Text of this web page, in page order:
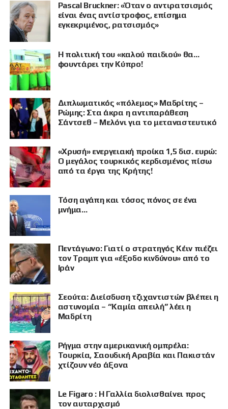
ΠΡΟΒΟΛΗ
Pascal Bruckner: «Όταν ο αντιρατσισμός
είναι ένας αντίστροφος, επίσημα
εγκεκριμένος, ρατσισμός»
Η πολιτική του «καλού παιδιού» θα…
φουντάρει την Κύπρο!
Διπλωματικός «πόλεμος» Μαδρίτης –
Ρώμης: Στα άκρα η αντιπαράθεση
Σάντσεθ – Μελόνι για το μεταναστευτικό
«Χρυσή» ενεργειακή προίκα 1,5 δισ. ευρώ:
Ο μεγάλος τουρκικός κερδισμένος πίσω
από τα έργα της Κρήτης!
Τόση αγάπη και τόσος πόνος σε ένα
μνήμα…
Πεντάγωνο: Γιατί ο στρατηγός Κέιν πιέζει
τον Τραμπ για «έξοδο κινδύνου» από το
Ιράν
Σεούτα: Διείσδυση τζιχαντιστών βλέπει η
αστυνομία – “Καμία απειλή” λέει η
Μαδρίτη
Ρήγμα στην αμερικανική ομπρέλα:
Τουρκία, Σαουδική Αραβία και Πακιστάν
χτίζουν νέο άξονα
Le Figaro : Η Γαλλία διολισθαίνει προς
τον αυταρχισμό